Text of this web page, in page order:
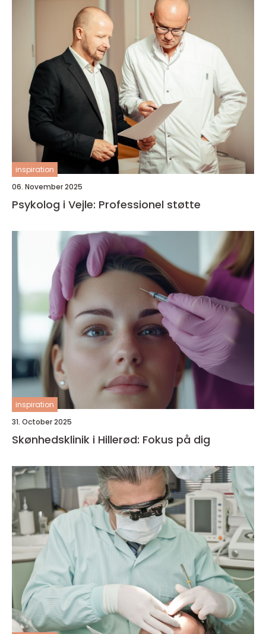
inspiration
06. November 2025
Psykolog i Vejle: Professionel støtte
inspiration
31. October 2025
Skønhedsklinik i Hillerød: Fokus på dig